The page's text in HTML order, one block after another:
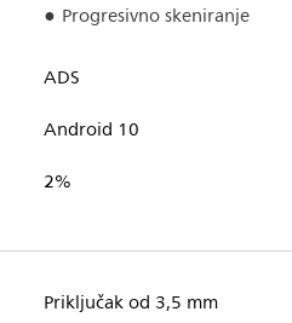
Progresivno skeniranje
ADS
Android 10
2%
Priključak od 3,5 mm